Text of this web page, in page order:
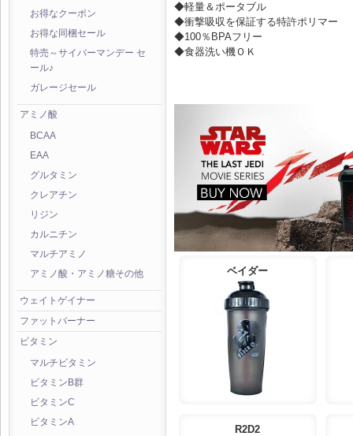
お得なクーポン
お得な同梱セール
特売～サイバーマンデー セ
ール♪
ガレージセール
アミノ酸
BCAA
EAA
グルタミン
クレアチン
リジン
カルニチン
マルチアミノ
アミノ酸・アミノ糖その他
ウェイトゲイナー
ファットバーナー
ビタミン
マルチビタミン
ビタミンB群
ビタミンC
ビタミンA
◆軽量＆ポータブル
◆衝撃吸収を保証する特許ポリマー
◆100％BPAフリー
◆食器洗い機ＯＫ
ベイダー
R2D2